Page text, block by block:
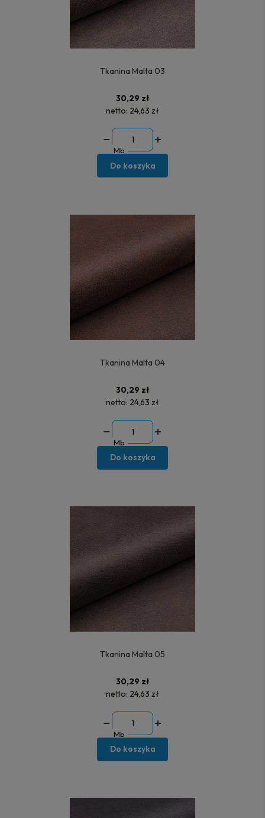
Tkanina Malta 03
30,29 zł
netto: 24,63 zł
Mb
Do koszyka
Tkanina Malta 04
30,29 zł
netto: 24,63 zł
Mb
Do koszyka
Tkanina Malta 05
30,29 zł
netto: 24,63 zł
Mb
Do koszyka